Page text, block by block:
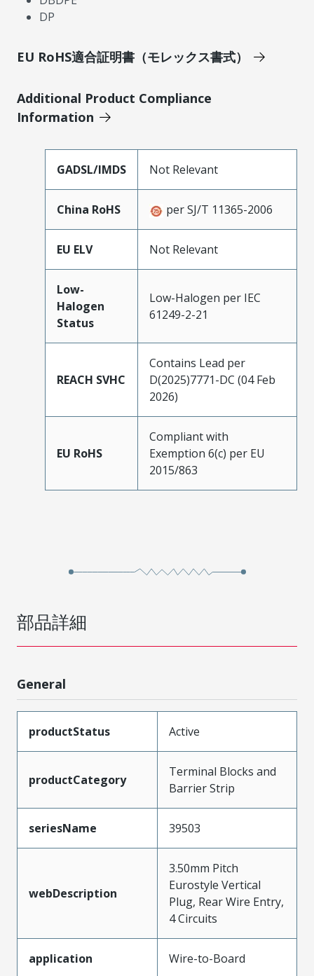
DP
EU RoHS適合証明書（モレックス書式）
Additional Product Compliance
Information
GADSL/IMDS Not Relevant
China RoHS per SJ/T 11365-2006
EU ELV Not Relevant
Low-
Halogen
Status
Low-Halogen per IEC
61249-2-21
REACH SVHC
Contains Lead per
D(2025)7771-DC (04 Feb
2026)
EU RoHS
Compliant with
Exemption 6(c) per EU
2015/863
部品詳細
General
productStatus Active
productCategory
Terminal Blocks and
Barrier Strip
seriesName 39503
webDescription
3.50mm Pitch
Eurostyle Vertical
Plug, Rear Wire Entry,
4 Circuits
application Wire-to-Board